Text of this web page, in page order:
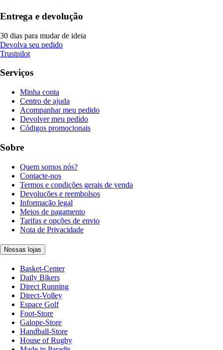
Entrega e devolução
30 dias para mudar de ideia
Devolva seu pedido
Trustpilot
Serviços
Minha conta
Centro de ajuda
Acompanhar meu pedido
Devolver meu pedido
Códigos promocionais
Sobre
Quem somos nós?
Contacte-nos
Termos e condições gerais de venda
Devoluções e reembolsos
Informação legal
Meios de pagamento
Tarifas e opções de envio
Nota de Privacidade
Nossas lojas
Basket-Center
Daily Bikers
Direct Running
Direct-Volley
Espace Golf
Foot-Store
Galope-Store
Handball-Store
House of Rugby